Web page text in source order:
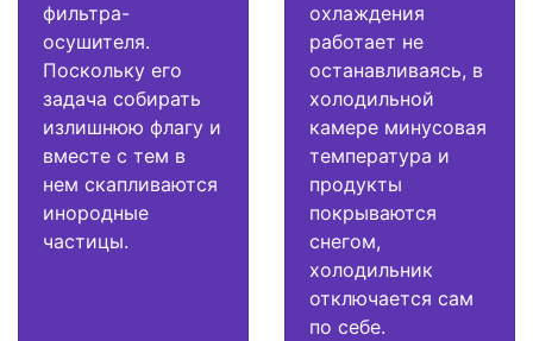
фильтра-
осушителя.
Поскольку его
задача собирать
излишнюю флагу и
вместе с тем в
нем скапливаются
инородные
частицы.
охлаждения
работает не
останавливаясь, в
холодильной
камере минусовая
температура и
продукты
покрываются
снегом,
холодильник
отключается сам
по себе.